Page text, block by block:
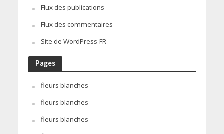
Flux des publications
Flux des commentaires
Site de WordPress-FR
Pages
fleurs blanches
fleurs blanches
fleurs blanches